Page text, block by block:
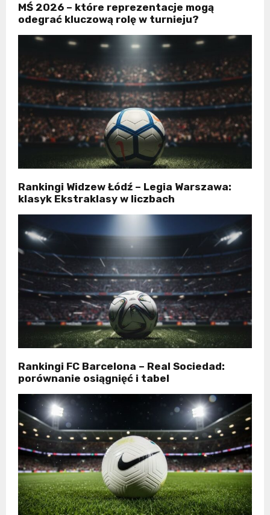
MŚ 2026 – które reprezentacje mogą
odegrać kluczową rolę w turnieju?
Rankingi Widzew Łódź – Legia Warszawa:
klasyk Ekstraklasy w liczbach
Rankingi FC Barcelona – Real Sociedad:
porównanie osiągnięć i tabel